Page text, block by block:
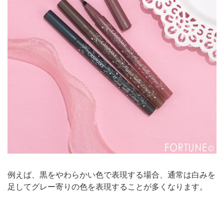
例えば、黒をやわらかい色で表現する場合、通常は白みを
足してグレー寄りの色を表現することが多くなります。